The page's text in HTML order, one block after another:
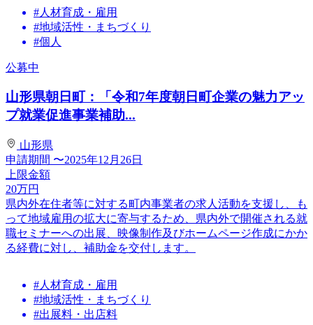
#人材育成・雇用
#地域活性・まちづくり
#個人
公募中
山形県朝日町：「令和7年度朝日町企業の魅力アッ
プ就業促進事業補助...
山形県
申請期間 〜2025年12月26日
上限金額
20万円
県内外在住者等に対する町内事業者の求人活動を支援し、も
って地域雇用の拡大に寄与するため、県内外で開催される就
職セミナーへの出展、映像制作及びホームページ作成にかか
る経費に対し、補助金を交付します。
#人材育成・雇用
#地域活性・まちづくり
#出展料・出店料